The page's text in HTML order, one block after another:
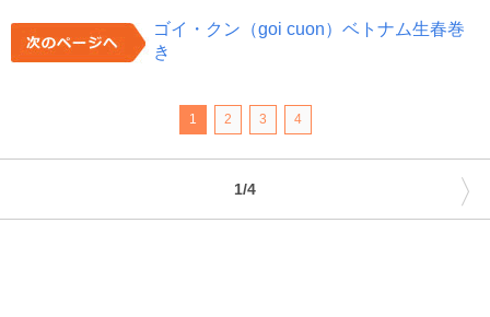
ゴイ・クン（goi cuon）ベトナム生春巻
き
1 2 3 4
1/4 〉